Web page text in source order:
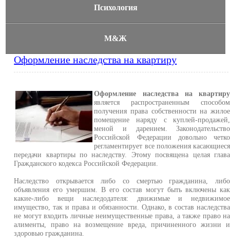
Психология
М&Ж
Оформление наследства на квартиру
Оформление наследства на квартиру
является распространенным способом
получения права собственности на жилое
помещение наряду с куплей-продажей,
меной и дарением. Законодательство
Российской Федерации довольно четко
регламентирует все положения касающиеся
передачи квартиры по наследству. Этому посвящена целая глава
Гражданского кодекса Российской Федерации.
Наследство открывается либо со смертью гражданина, либо
объявления его умершим. В его состав могут быть включены как
какие-либо вещи наследодателя: движимые и недвижимое
имущество, так и права и обязанности. Однако, в состав наследства
не могут входить личные неимущественные права, а также право на
алименты, право на возмещение вреда, причиненного жизни и
здоровью гражданина.